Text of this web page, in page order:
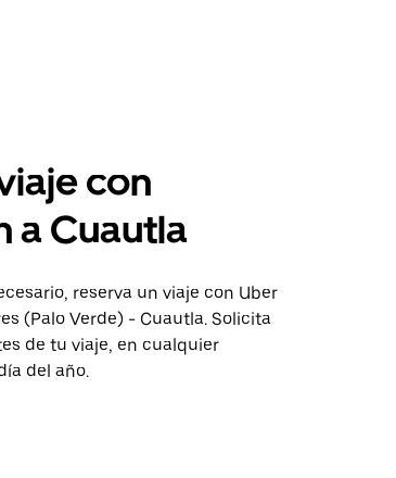
con
a Cuautla
reserva un viaje con Uber
(Palo Verde) - Cuautla. Solicita
de tu viaje, en cualquier
del año.